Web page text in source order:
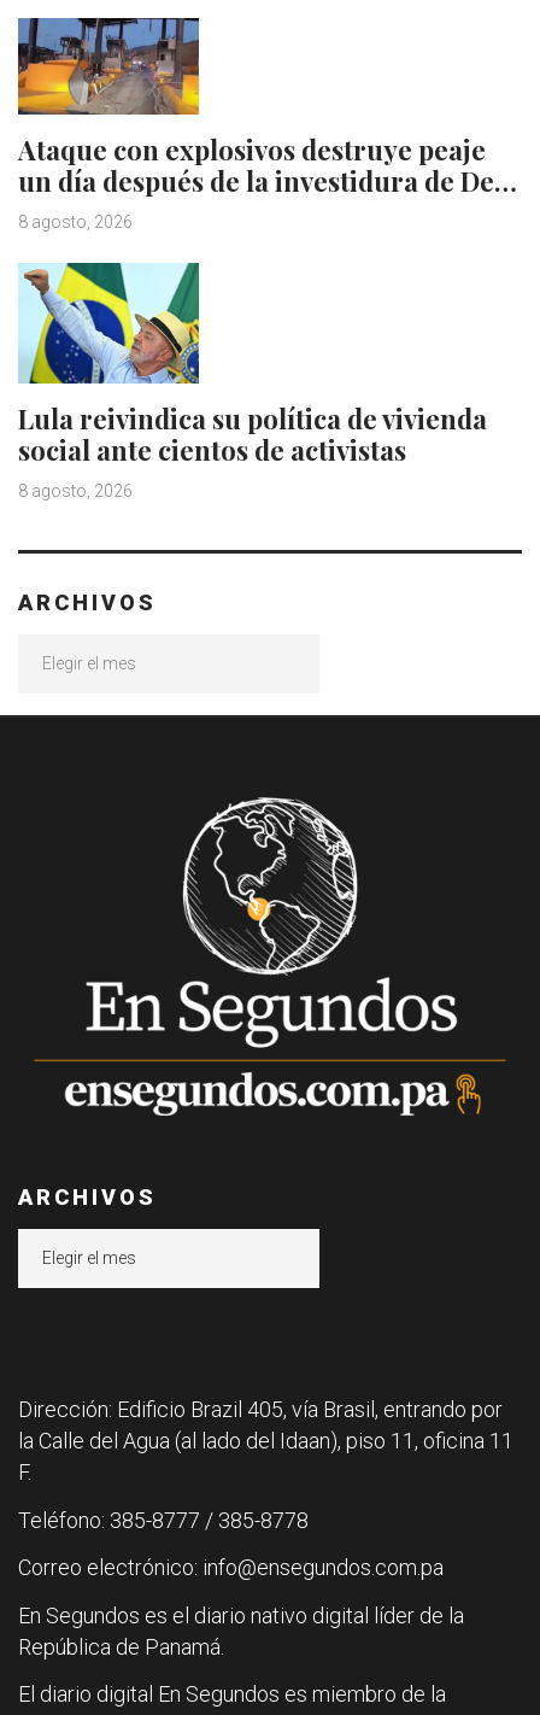
Ataque con explosivos destruye peaje
un día después de la investidura de De…
8 agosto, 2026
Lula reivindica su política de vivienda
social ante cientos de activistas
8 agosto, 2026
ARCHIVOS
ARCHIVOS
Dirección: Edificio Brazil 405, vía Brasil, entrando por
la Calle del Agua (al lado del Idaan), piso 11, oficina 11
F.
Teléfono: 385-8777 / 385-8778
Correo electrónico: info@ensegundos.com.pa
En Segundos es el diario nativo digital líder de la
República de Panamá.
El diario digital En Segundos es miembro de la